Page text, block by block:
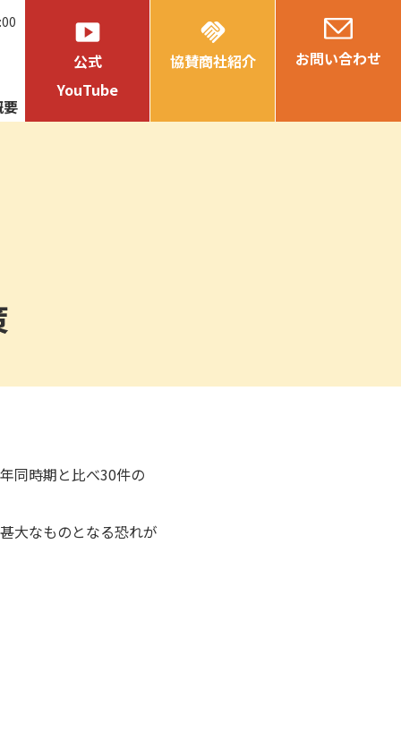
smart_display
公式
YouTube
handshake
協賛商社紹介 お問い合わせ
同時期と比べ30件の
大なものとなる恐れが